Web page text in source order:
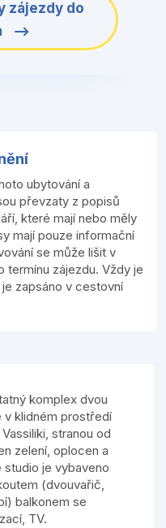
zájezdy do
ubytování a
převzaty z popisů
které mají nebo měly
mají pouze informační
se může lišit v
termínu zájezdu. Vždy je
zapsáno v cestovní
komplex dvou
v klidném prostředí
stranou od
zelení, oplocen a
studio je vybaveno
(dvouvařič,
balkonem se
TV.